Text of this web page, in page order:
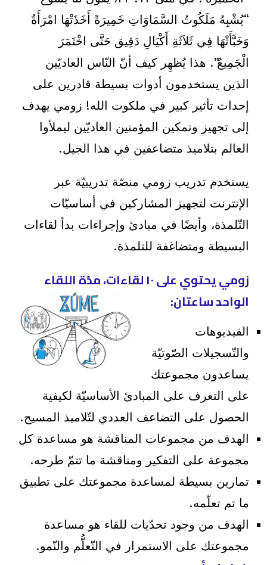
“يُشْبِهُ مَلَكُوتُ السَّمَاوَاتِ خَمِيرَةً أَخَذَتْهَا امْرَأَةٌ
وَخَبَّأَتْهَا فِي ثَلاَثَةِ أَكْيَالِ دَقِيق حَتَّى اخْتَمَرَ
الْجَمِيعُ”. هذا يُظهِر كيف أنّ النّاس العاديّين
الذين يستخدمون أدوات بسيطة قادرين على
إحداث تأثير كبير في ملكوت الله! زومي يهدف
إلى تجهيز وتمكين المؤمنين العاديّين ليملأوا
العالم بتلاميذ متضاعفين في هذا الجيل.
يستخدم تدريب زومي منصّة تدريبيّة عبر
الإنترنت لتجهيز المشاركين في أساسيّات
التّلمذة، وأيضًا في مبادئ وإجراءات بدأ لقاءات
البسيطة ومتضاغفة للتلمذة.
زومي يحتوي على ١٠ لقاءات، مدّة اللقاء
الواحد ساعتان:
الفيديوهات
والتّسجيلات الصّوتيّة
يساعدون مجموعتك
على التعرف على المبادئ الأساسيّة لكيفية
الحصول على التضاعف العددي لتّلاميذ المسيح.
الهدف من مجموعات المناقشة هو مساعدة كل
مجموعة على التفكير ومناقشة ما تتمّ طرحه.
تمارين بسيطة لمساعدة مجموعتك على تطبيق
ما تم تعلّمه.
الهدف من وجود تحدّيات للقاء هو مساعدة
مجموعتك على الاستمرار في التّعلُّم والنّمو.